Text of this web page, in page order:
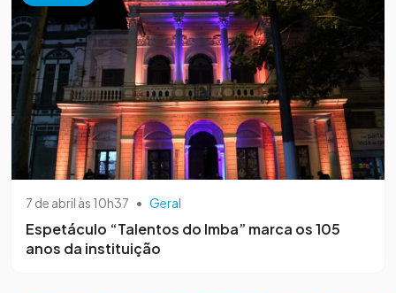
7 de abril às 10h37 • Geral
Espetáculo “Talentos do Imba” marca os 105
anos da instituição